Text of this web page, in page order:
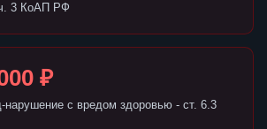
3 КоАП РФ
₽
нарушение с вредом здоровью - ст. 6.3